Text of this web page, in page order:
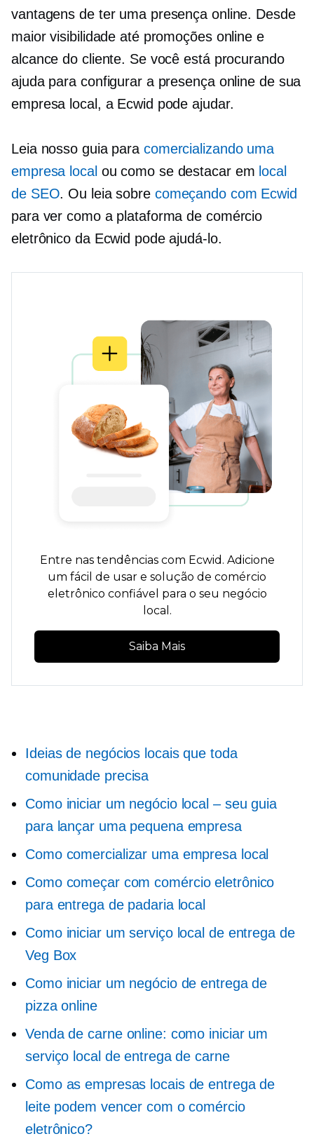
vantagens de ter uma presença online. Desde
maior visibilidade até promoções online e
alcance do cliente. Se você está procurando
ajuda para configurar a presença online de sua
empresa local, a Ecwid pode ajudar.
Leia nosso guia para comercializando uma
empresa local ou como se destacar em local
de SEO. Ou leia sobre começando com Ecwid
para ver como a plataforma de comércio
eletrônico da Ecwid pode ajudá-lo.
Entre nas tendências com Ecwid. Adicione
um fácil de usar e solução de comércio
eletrônico confiável para o seu negócio
local.
Saiba Mais
Ideias de negócios locais que toda
comunidade precisa
Como iniciar um negócio local – seu guia
para lançar uma pequena empresa
Como comercializar uma empresa local
Como começar com comércio eletrônico
para entrega de padaria local
Como iniciar um serviço local de entrega de
Veg Box
Como iniciar um negócio de entrega de
pizza online
Venda de carne online: como iniciar um
serviço local de entrega de carne
Como as empresas locais de entrega de
leite podem vencer com o comércio
eletrônico?